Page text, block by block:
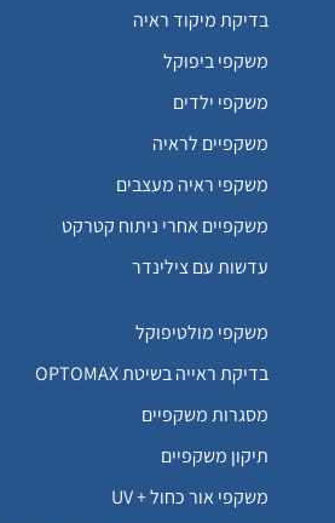
בדיקת מיקוד ראיה
משקפי ביפוקל
משקפי ילדים
משקפיים לראיה
משקפי ראיה מעצבים
משקפיים אחרי ניתוח קטרקט
עדשות עם צילינדר
משקפי מולטיפוקל
בדיקת ראייה בשיטת OPTOMAX
מסגרות משקפיים
תיקון משקפיים
משקפי אור כחול + UV